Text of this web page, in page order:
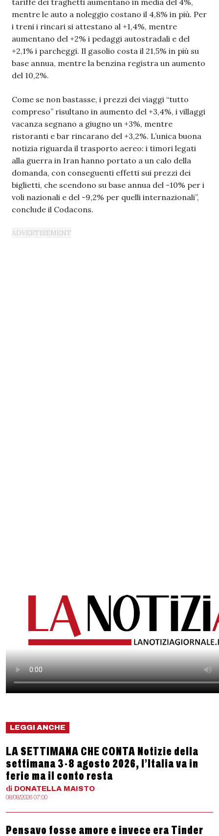
mentre le auto a noleggio costano il 4,8% in più. Per
i treni i rincari si attestano al +1,4%, mentre
aumentano del +2% i pedaggi autostradali e del
+2,1% i parcheggi. Il gasolio costa il 21,5% in più su
base annua, mentre la benzina registra un aumento
del 10,2%.
Come se non bastasse, i prezzi dei viaggi “tutto
compreso” risultano in aumento del +3,4%, i villaggi
vacanza segnano a giugno un +3%, mentre
ristoranti e bar rincarano del +3,2%. L’unica buona
notizia riguarda il trasporto aereo: i timori legati
alla guerra in Iran hanno portato a un calo della
domanda, con conseguenti effetti sui prezzi dei
biglietti, che scendono su base annua del -10% per i
voli nazionali e del -9,2% per quelli internazionali”,
conclude il Codacons.
LEGGI ANCHE
LA SETTIMANA CHE CONTA Notizie della
settimana 3-8 agosto 2026, l’Italia va in
ferie ma il conto resta
di DONATELLA MAISTO
08/08/2026 07:00
Pensavo fosse amore e invece era Tinder